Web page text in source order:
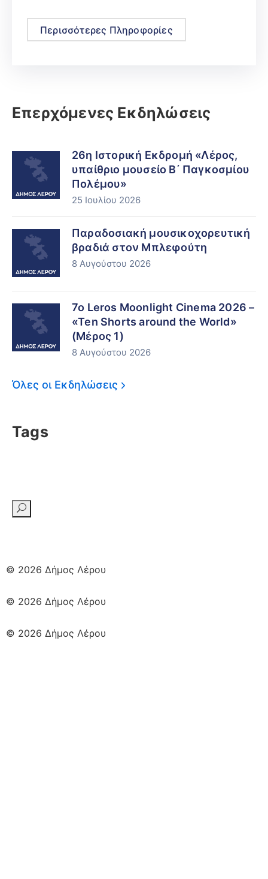
Περισσότερες Πληροφορίες
Επερχόμενες Εκδηλώσεις
26η Ιστορική Εκδρομή «Λέρος,
υπαίθριο μουσείο Β΄ Παγκοσμίου
Πολέμου»
25 Ιουλίου 2026
Παραδοσιακή μουσικοχορευτική
βραδιά στον Μπλεφούτη
8 Αυγούστου 2026
7ο Leros Moonlight Cinema 2026 –
«Ten Shorts around the World»
(Μέρος 1)
8 Αυγούστου 2026
Όλες οι Εκδηλώσεις
Tags
© 2026 Δήμος Λέρου
© 2026 Δήμος Λέρου
© 2026 Δήμος Λέρου